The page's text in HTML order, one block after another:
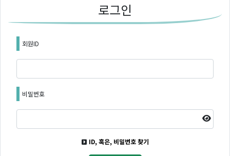
로그인
회원ID
비밀번호
ID, 혹은, 비밀번호 찾기